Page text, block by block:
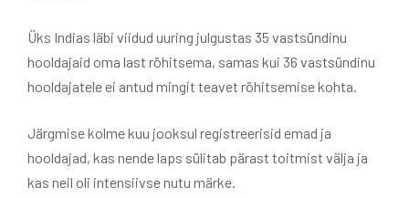
Üks Indias läbi viidud uuring julgustas 35 vastsündinu
hooldajaid oma last röhitsema, samas kui 36 vastsündinu
hooldajatele ei antud mingit teavet röhitsemise kohta.
Järgmise kolme kuu jooksul registreerisid emad ja
hooldajad, kas nende laps sülitab pärast toitmist välja ja
kas neil oli intensiivse nutu märke.